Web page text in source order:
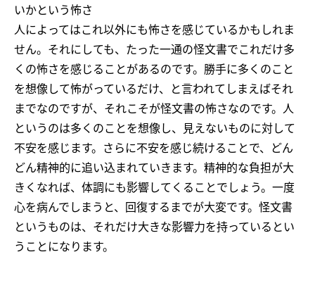
いかという怖さ
人によってはこれ以外にも怖さを感じているかもしれま
せん。それにしても、たった一通の怪文書でこれだけ多
くの怖さを感じることがあるのです。勝手に多くのこと
を想像して怖がっているだけ、と言われてしまえばそれ
までなのですが、それこそが怪文書の怖さなのです。人
というのは多くのことを想像し、見えないものに対して
不安を感じます。さらに不安を感じ続けることで、どん
どん精神的に追い込まれていきます。精神的な負担が大
きくなれば、体調にも影響してくることでしょう。一度
心を病んでしまうと、回復するまでが大変です。怪文書
というものは、それだけ大きな影響力を持っているとい
うことになります。